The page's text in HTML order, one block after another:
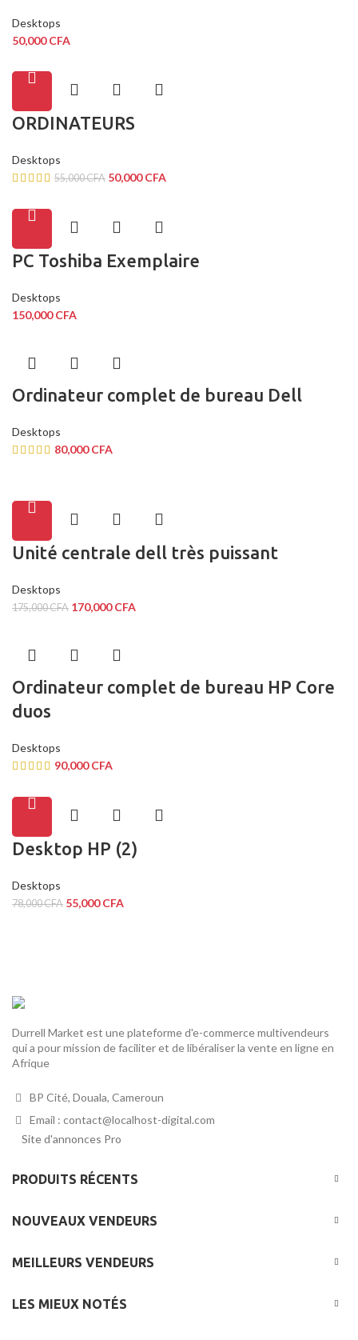
Desktops
50,000CFA
ORDINATEURS
Desktops
55,000CFA 50,000CFA
PC Toshiba Exemplaire
Desktops
150,000CFA
Ordinateur complet de bureau Dell
Desktops
80,000CFA
Unité centrale dell très puissant
Desktops
175,000CFA 170,000CFA
Ordinateur complet de bureau HP Core
duos
Desktops
90,000CFA
Desktop HP (2)
Desktops
78,000CFA 55,000CFA
Durrell Market est une plateforme d'e-commerce multivendeurs
qui a pour mission de faciliter et de libéraliser la vente en ligne en
Afrique
BP Cité, Douala, Cameroun
Email : contact@localhost-digital.com
Site d'annonces Pro
PRODUITS RÉCENTS
NOUVEAUX VENDEURS
MEILLEURS VENDEURS
LES MIEUX NOTÉS